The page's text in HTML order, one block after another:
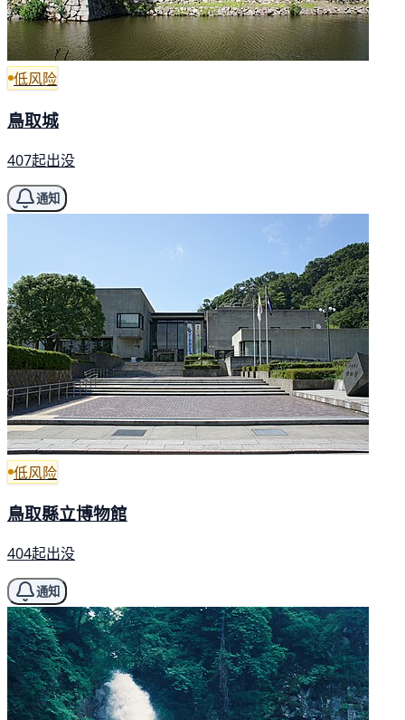
低风险
鳥取城
407起出没
通知
低风险
鳥取縣立博物館
404起出没
通知